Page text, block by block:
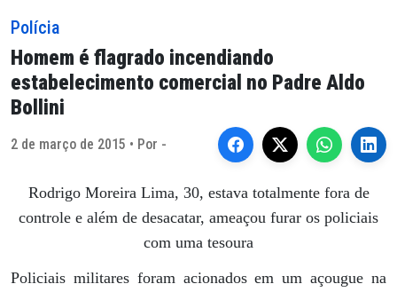
Polícia
Homem é flagrado incendiando
estabelecimento comercial no Padre Aldo
Bollini
2 de março de 2015 • Por -
Rodrigo Moreira Lima, 30, estava totalmente fora de
controle e além de desacatar, ameaçou furar os policiais
com uma tesoura
Policiais militares foram acionados em um açougue na